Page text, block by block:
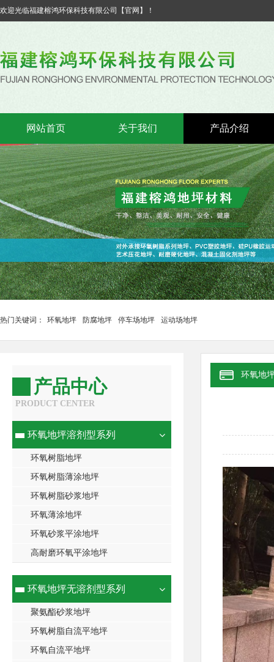
欢迎光临福建榕鸿环保科技有限公司【官网】！
网站首页 关于我们 产品介绍
热门关键词： 环氧地坪 防腐地坪 停车场地坪 运动场地坪
产品中心
PRODUCT CENTER
环氧地坪溶剂型系列
环氧树脂地坪
环氧树脂薄涂地坪
环氧树脂砂浆地坪
环氧薄涂地坪
环氧砂浆平涂地坪
高耐磨环氧平涂地坪
环氧地坪无溶剂型系列
聚氨酯砂浆地坪
环氧树脂自流平地坪
环氧自流平地坪
环氧地